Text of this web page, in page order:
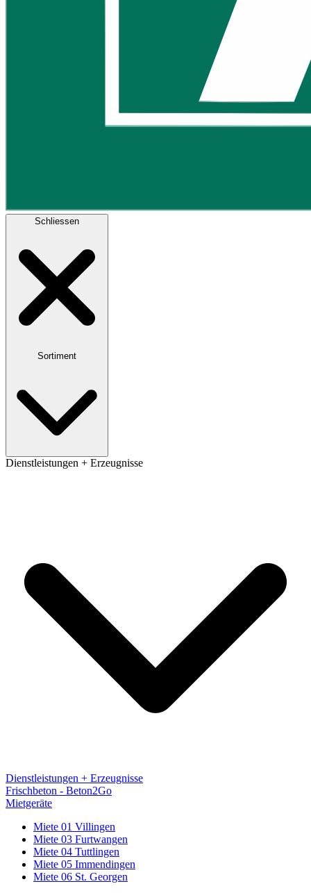
Schliessen
Sortiment
Dienstleistungen + Erzeugnisse
Dienstleistungen + Erzeugnisse
Frischbeton - Beton2Go
Mietgeräte
Miete 01 Villingen
Miete 03 Furtwangen
Miete 04 Tuttlingen
Miete 05 Immendingen
Miete 06 St. Georgen